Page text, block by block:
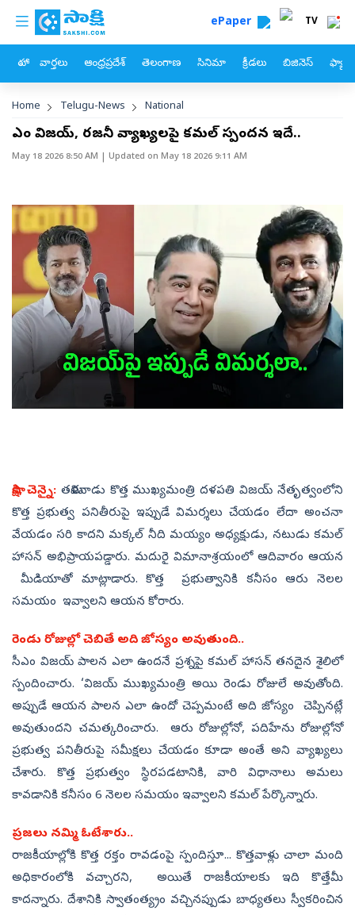
Skip to main content
custom menu ePaper TV
హోం వార్తలు ఆంధ్రప్రదేశ్ తెలంగాణ సినిమా క్రీడలు బిజినెస్
Breadcrumb
Home Telugu-News National
సీఎం విజయ్‌, రజనీ వ్యాఖ్యలపై కమల్‌ స్పందన ఇదే..
May 18 2026 8:50 AM | Updated on May 18 2026 9:11 AM
సాక్షి, చెన్నై: తమిళనాడు కొత్త ముఖ్యమంత్రి దళపతి విజయ్‌ నేతృత్వంలోని
కొత్త ప్రభుత్వ పనితీరుపై ఇప్పుడే విమర్శలు చేయడం లేదా అంచనా
వేయడం సరి కాదని మక్కల్‌ నీది మయ్యం అధ్యక్షుడు, నటుడు కమల్‌
హాసన్‌ అభిప్రాయపడ్డారు. మదురై విమానాశ్రయంలో ఆదివారం ఆయన
మీడియాతో మాట్లాడారు. కొత్త ప్రభుత్వానికి కనీసం ఆరు నెలల
సమయం ఇవ్వాలని ఆయన కోరారు.
రెండు రోజుల్లో చెబితే అది జోస్యం అవుతుంది..
సీఎం విజయ్‌ పాలన ఎలా ఉందనే ప్రశ్నపై కమల్‌ హాసన్‌ తనదైన శైలిలో
స్పందించారు. ‘విజయ్‌ ముఖ్యమంత్రి అయి రెండు రోజులే అవుతోంది.
అప్పుడే ఆయన పాలన ఎలా ఉందో చెప్పమంటే అది జోస్యం చెప్పినట్లే
అవుతుందని చమత్కరించారు. ఆరు రోజుల్లోనో, పదిహేను రోజుల్లోనో
ప్రభుత్వ పనితీరుపై సమీక్షలు చేయడం కూడా అంతే అని వ్యాఖ్యలు
చేశారు. కొత్త ప్రభుత్వం స్థిరపడటానికి, వారి విధానాలు అమలు
కావడానికి కనీసం 6 నెలల సమయం ఇవ్వాలని కమల్‌ పేర్కొన్నారు.
ప్రజలు నమ్మి ఓటేశారు..
రాజకీయాల్లోకి కొత్త రక్తం రావడంపై స్పందిస్తూ... కొత్తవాళ్లు చాలా మంది
అధికారంలోకి వచ్చారని, అయితే రాజకీయాలకు ఇది కొత్తేమీ
కాదన్నారు. దేశానికి స్వాతంత్య్రం వచ్చినప్పుడు బాధ్యతలు స్వీకరించిన